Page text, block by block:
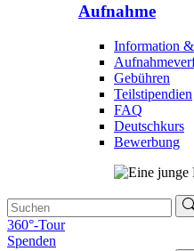
Aufnahme
Information
Gebühren
Teilstipendien
FAQ
Deutschkurs
Bewerbung
360°-Tour
Spenden